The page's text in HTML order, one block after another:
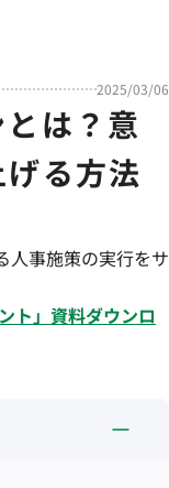
2025/03/06
は？意
る方法
人事施策の実行をサ
ト」資料ダウンロ